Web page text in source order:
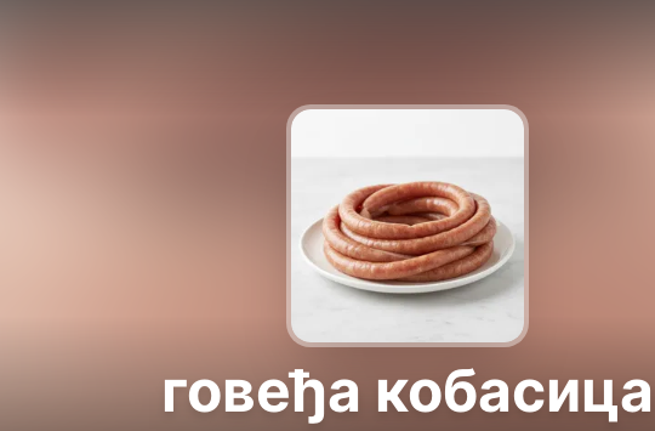
говеђа кобасица